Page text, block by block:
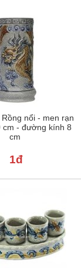
nổi - men rạn
cm - đường kính 8
cm
1đ